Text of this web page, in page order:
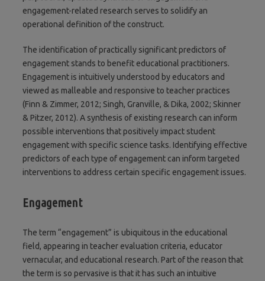
engagement-related research serves to solidify an
operational definition of the construct.
The identification of practically significant predictors of
engagement stands to benefit educational practitioners.
Engagement is intuitively understood by educators and
viewed as malleable and responsive to teacher practices
(Finn & Zimmer, 2012; Singh, Granville, & Dika, 2002; Skinner
& Pitzer, 2012). A synthesis of existing research can inform
possible interventions that positively impact student
engagement with specific science tasks. Identifying effective
predictors of each type of engagement can inform targeted
interventions to address certain specific engagement issues.
Engagement
The term “engagement” is ubiquitous in the educational
field, appearing in teacher evaluation criteria, educator
vernacular, and educational research. Part of the reason that
the term is so pervasive is that it has such an intuitive